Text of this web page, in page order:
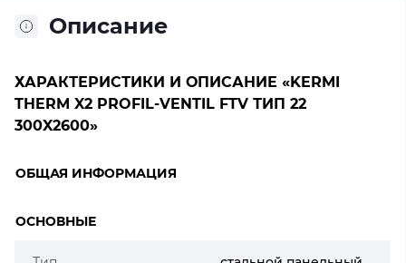
Описание
ХАРАКТЕРИСТИКИ И ОПИСАНИЕ «KERMI
THERM X2 PROFIL-VENTIL FTV ТИП 22
300X2600»
ОБЩАЯ ИНФОРМАЦИЯ
ОСНОВНЫЕ